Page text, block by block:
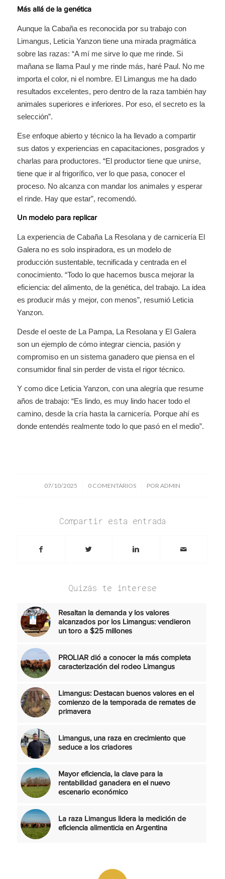
Más allá de la genética
Aunque la Cabaña es reconocida por su trabajo con
Limangus, Leticia Yanzon tiene una mirada pragmática
sobre las razas: “A mí me sirve lo que me rinde. Si
mañana se llama Paul y me rinde más, haré Paul. No me
importa el color, ni el nombre. El Limangus me ha dado
resultados excelentes, pero dentro de la raza también hay
animales superiores e inferiores. Por eso, el secreto es la
selección”.
Ese enfoque abierto y técnico la ha llevado a compartir
sus datos y experiencias en capacitaciones, posgrados y
charlas para productores. “El productor tiene que unirse,
tiene que ir al frigorífico, ver lo que pasa, conocer el
proceso. No alcanza con mandar los animales y esperar
el rinde. Hay que estar”, recomendó.
Un modelo para replicar
La experiencia de Cabaña La Resolana y de carnicería El
Galera no es solo inspiradora, es un modelo de
producción sustentable, tecnificada y centrada en el
conocimiento. “Todo lo que hacemos busca mejorar la
eficiencia: del alimento, de la genética, del trabajo. La idea
es producir más y mejor, con menos”, resumió Leticia
Yanzon.
Desde el oeste de La Pampa, La Resolana y El Galera
son un ejemplo de cómo integrar ciencia, pasión y
compromiso en un sistema ganadero que piensa en el
consumidor final sin perder de vista el rigor técnico.
Y como dice Leticia Yanzon, con una alegría que resume
años de trabajo: “Es lindo, es muy lindo hacer todo el
camino, desde la cría hasta la carnicería. Porque ahí es
donde entendés realmente todo lo que pasó en el medio”.
07/10/2025
/ 0 COMENTARIOS
/ PORADMIN
Compartir esta entrada
Quizás te interese
Resaltan la demanda y los valores
alcanzados por los Limangus: vendieron
un toro a $25 millones
PROLIAR dió a conocer la más completa
caracterización del rodeo Limangus
Limangus: Destacan buenos valores en el
comienzo de la temporada de remates de
primavera
Limangus, una raza en crecimiento que
seduce a los criadores
Mayor eficiencia, la clave para la
rentabilidad ganadera en el nuevo
escenario económico
La raza Limangus lidera la medición de
eficiencia alimenticia en Argentina